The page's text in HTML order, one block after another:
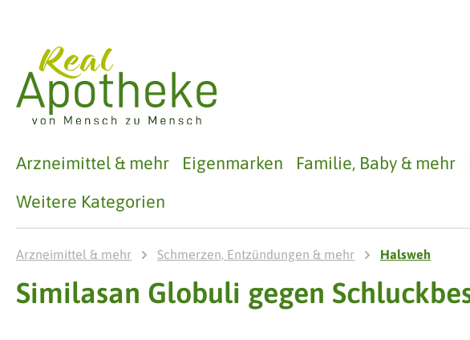
Arzneimittel & mehr Eigenmarken Familie, Baby & mehr
Weitere Kategorien
Arzneimittel & mehr Schmerzen, Entzündungen & mehr Halsweh
Similasan Globuli gegen